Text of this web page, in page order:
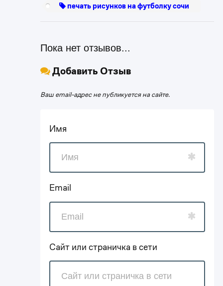
печать рисунков на футболку сочи
Пока нет отзывов...
Добавить Отзыв
Ваш email-адрес не публикуется на сайте.
Имя
Email
Сайт или страничка в сети